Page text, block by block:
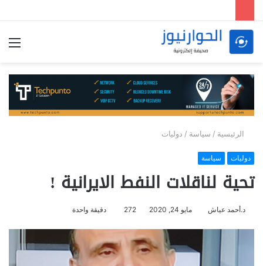
الرئيسية / سياسة / دوليات
دوليات سياسة
تحية لناقلات النفط الايرانية !
د.أحمد عياش مايو 24, 2020 272 دقيقة واحدة